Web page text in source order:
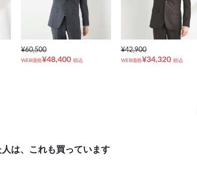
¥60,500
WEB価格¥48,400 税込
¥42,900
WEB価格¥34,320 税込
は、これも買っています